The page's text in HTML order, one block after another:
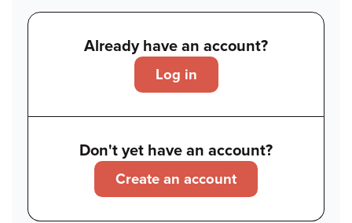
Already have an account?
Log in
Don't yet have an account?
Create an account